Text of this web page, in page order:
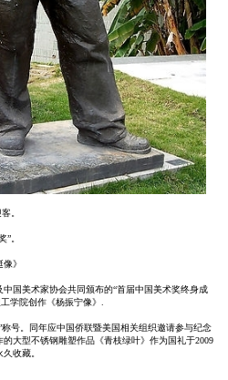
。
。
》
美术家协会共同颁布的“首届中国美术奖终身成
学院创作《杨振宁像》.
号。同年应中国侨联暨美国相关组织邀请参与纪念
大型不锈钢雕塑作品《青枝绿叶》作为国礼于2009
收藏。